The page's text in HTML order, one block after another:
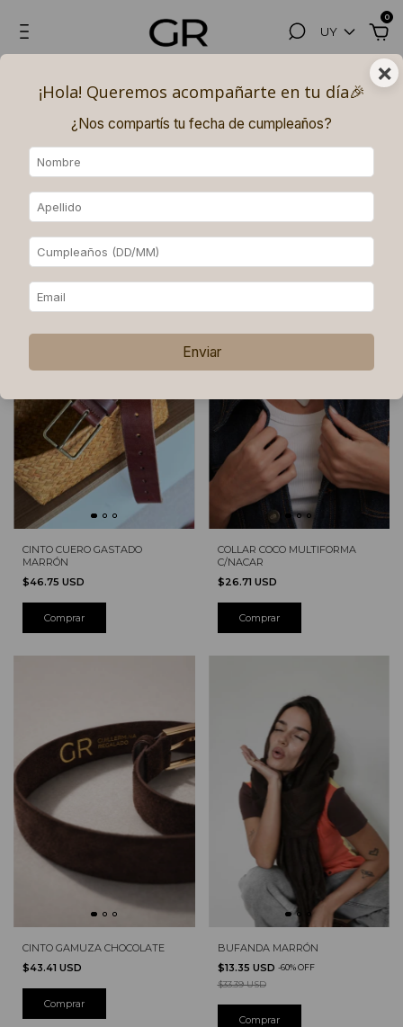
UY
0
PAGOS SIN INTERÉS con MERCADO PAGO.
Accesorios
Accesorios
CINTO CUERO GASTADO
MARRÓN
$46.75 USD
Comprar
COLLAR COCO MULTIFORMA
C/NACAR
$26.71 USD
Comprar
CINTO GAMUZA CHOCOLATE
$43.41 USD
Comprar
BUFANDA MARRÓN
$13.35 USD -60%OFF
$33.39 USD
×
¡Hola! Queremos acompañarte en tu día🎉​
¿Nos compartís tu fecha de cumpleaños?
Enviar